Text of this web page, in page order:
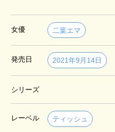
女優 二葉エマ
発売日 2021年9月14日
シリーズ
レーベル ティッシュ